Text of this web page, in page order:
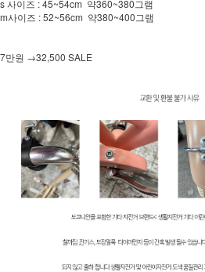
s 사이즈 : 45~54cm 약360~380그램
m사이즈 : 52~56cm 약380~400그램
7만원 →32,500 SALE